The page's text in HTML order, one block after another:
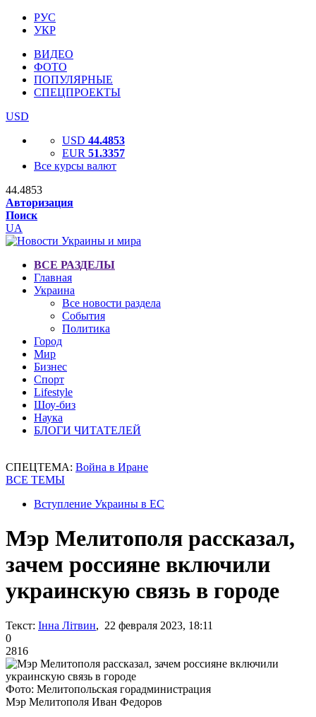
РУС
УКР
ВИДЕО
ФОТО
ПОПУЛЯРНЫЕ
СПЕЦПРОЕКТЫ
USD
USD 44.4853
EUR 51.3357
Все курсы валют
44.4853
Авторизация
Поиск
UA
ВСЕ РАЗДЕЛЫ
Главная
Украина
Все новости раздела
События
Политика
Город
Мир
Бизнес
Спорт
Lifestyle
Шоу-биз
Наука
БЛОГИ ЧИТАТЕЛЕЙ
СПЕЦТЕМА: Война в Иране
ВСЕ ТЕМЫ
Вступление Украины в ЕС
Мэр Мелитополя рассказал,
зачем россияне включили
украинскую связь в городе
Текст: Інна Літвин, 22 февраля 2023, 18:11
0
2816
Фото: Мелитопольская горадминистрация
Мэр Мелитополя Иван Федоров